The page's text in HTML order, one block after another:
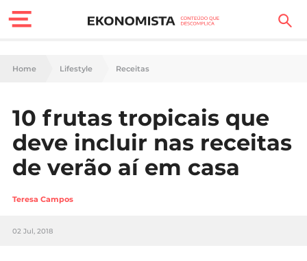
Finanças Pessoais
Carreira
Casa
Lifestyle
Sociedade
Home Lifestyle Receitas
10 frutas tropicais que
deve incluir nas receitas
de verão aí em casa
Teresa Campos
02 Jul, 2018